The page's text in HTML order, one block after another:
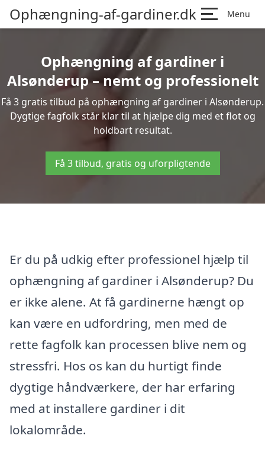
Ophængning-af-gardiner.dk Menu
Ophængning af gardiner i
Alsønderup – nemt og professionelt
Få 3 gratis tilbud på ophængning af gardiner i Alsønderup.
Dygtige fagfolk står klar til at hjælpe dig med et flot og
holdbart resultat.
Få 3 tilbud, gratis og uforpligtende
Er du på udkig efter professionel hjælp til
ophængning af gardiner i Alsønderup? Du
er ikke alene. At få gardinerne hængt op
kan være en udfordring, men med de
rette fagfolk kan processen blive nem og
stressfri. Hos os kan du hurtigt finde
dygtige håndværkere, der har erfaring
med at installere gardiner i dit
lokalområde.